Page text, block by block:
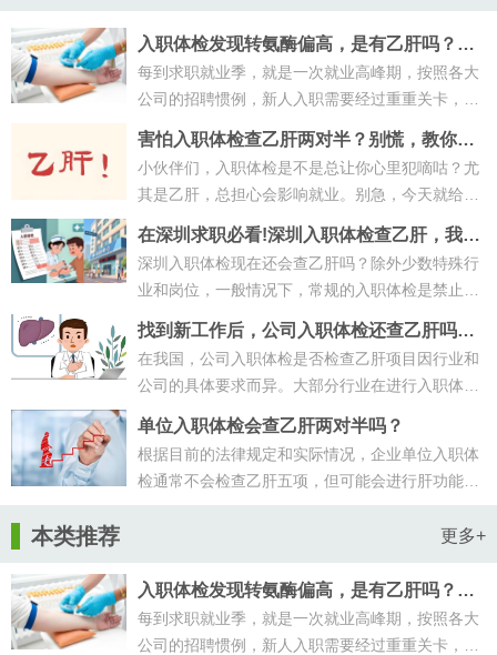
入职体检发现转氨酶偏高，是有乙肝吗？体
检不合格怎么办？
每到求职就业季，就是一次就业高峰期，按照各大
公司的招聘惯例，新人入职需要经过重重关卡，入
害怕入职体检查乙肝两对半？别慌，教你如
何通过体检！
小伙伴们，入职体检是不是总让你心里犯嘀咕？尤
其是乙肝，总担心会影响就业。别急，今天就给你
在深圳求职必看!深圳入职体检查乙肝，我是
这样通过的！
深圳入职体检现在还会查乙肝吗？除外少数特殊行
业和岗位，一般情况下，常规的入职体检是禁止强
找到新工作后，公司入职体检还查乙肝吗？
看完这篇你就懂了！
在我国，公司入职体检是否检查乙肝项目因行业和
公司的具体要求而异。大部分行业在进行入职体检
单位入职体检会查乙肝两对半吗？
根据目前的法律规定和实际情况，企业单位入职体
检通常不会检查乙肝五项，但可能会进行肝功能检
查。以下是详细说明：1. 是否检查乙···
本类推荐 更多+
入职体检发现转氨酶偏高，是有乙肝吗？体
检不合格怎么办？
每到求职就业季，就是一次就业高峰期，按照各大
公司的招聘惯例，新人入职需要经过重重关卡，入